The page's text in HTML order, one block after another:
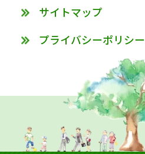
サイトマップ
プライバシーポリシー